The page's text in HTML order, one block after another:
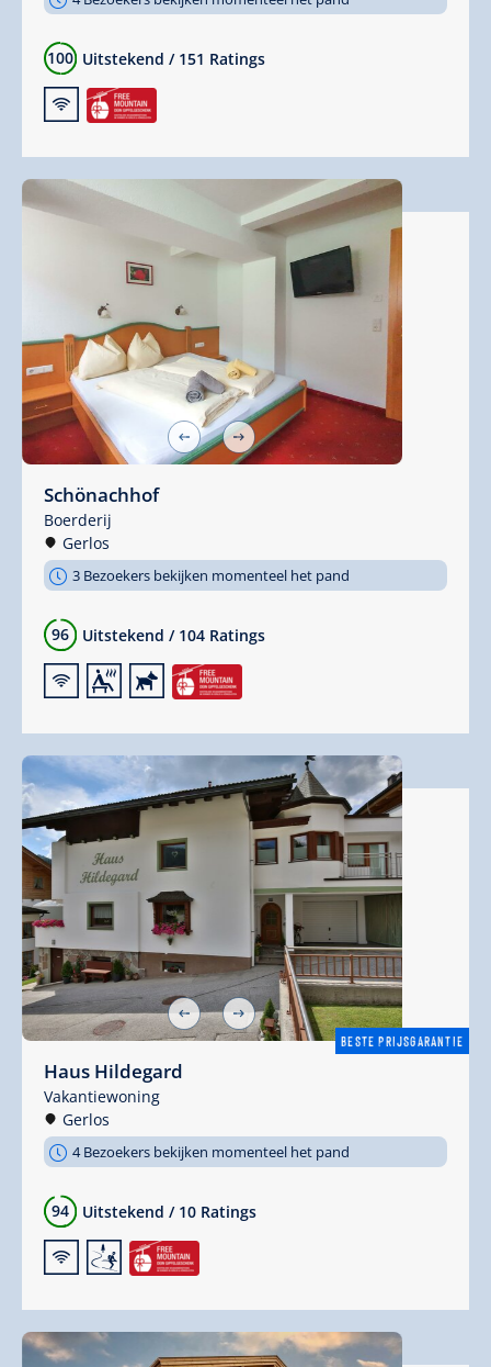
100 Uitstekend / 151 Ratings
🜉
Schönachhof
Boerderij
Gerlos
3 Bezoekers bekijken momenteel het pand
96 Uitstekend / 104 Ratings
🜉🗔🔮
BESTE PRIJSGARANTIE
Haus Hildegard
Vakantiewoning
Gerlos
4 Bezoekers bekijken momenteel het pand
94 Uitstekend / 10 Ratings
🜉🞷